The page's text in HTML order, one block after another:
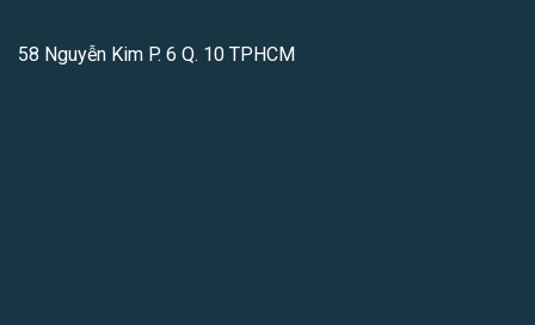
58 Nguyễn Kim P. 6 Q. 10 TPHCM